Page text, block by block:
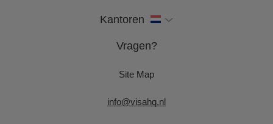
Kantoren
Vragen?
Site Map
info@visahq.nl